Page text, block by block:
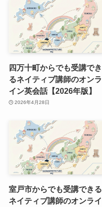
四万十町からでも受講でき
るネイティブ講師のオンラ
イン英会話【2026年版】
2026年4月28日
室戸市からでも受講できる
ネイティブ講師のオンライ